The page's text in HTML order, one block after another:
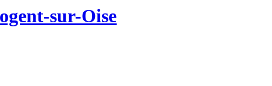
sur-Oise